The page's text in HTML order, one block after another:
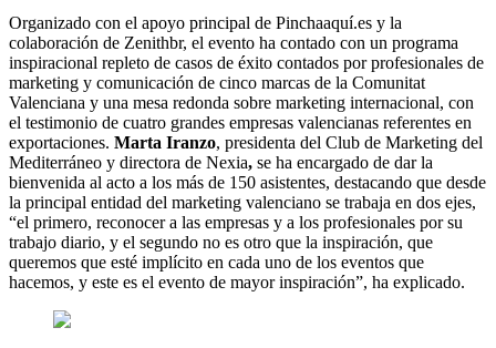
Organizado con el apoyo principal de Pinchaaquí.es y la
colaboración de Zenithbr, el evento ha contado con un programa
inspiracional repleto de casos de éxito contados por profesionales de
marketing y comunicación de cinco marcas de la Comunitat
Valenciana y una mesa redonda sobre marketing internacional, con
el testimonio de cuatro grandes empresas valencianas referentes en
exportaciones. Marta Iranzo, presidenta del Club de Marketing del
Mediterráneo y directora de Nexia, se ha encargado de dar la
bienvenida al acto a los más de 150 asistentes, destacando que desde
la principal entidad del marketing valenciano se trabaja en dos ejes,
“el primero, reconocer a las empresas y a los profesionales por su
trabajo diario, y el segundo no es otro que la inspiración, que
queremos que esté implícito en cada uno de los eventos que
hacemos, y este es el evento de mayor inspiración”, ha explicado.